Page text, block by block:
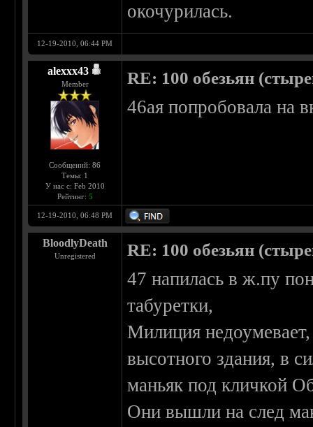
окочурилась.
12-19-2010, 06:44 PM
alexxx43
Member
Сообщений: 86
Темы: 1
У нас с: Feb 2010
Рейтинг: 5
RE: 100 обезьян
46ая попробовала на
12-19-2010, 06:48 PM
BloodlyDeath
Unregistered RE: 100 обезьян
47 напилась в ж.пу
табуретки,
Милиция
высотного здания, в
маньяк под кличкой
Они вышли на след